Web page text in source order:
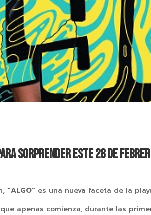
SORPRENDER ESTE 28 DE
“ALGO” es una nueva faceta de la
apenas comienza, durante las